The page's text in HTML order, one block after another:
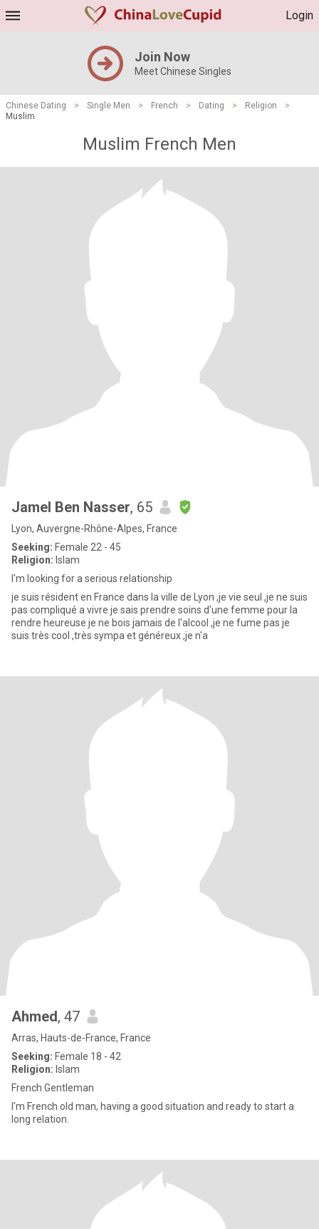
Login
Join Now
Meet Chinese Singles
Chinese Dating > Single Men > French > Dating > Religion
>
Muslim
Muslim French Men
Jamel Ben Nasser, 65
Lyon, Auvergne-Rhône-Alpes, France
Seeking: Female 22 - 45
Religion: Islam
I'm looking for a serious relationship
je suis résident en France dans la ville de Lyon ,je vie seul ,je ne suis
pas compliqué a vivre je sais prendre soins d'une femme pour la
rendre heureuse je ne bois jamais de l'alcool ,je ne fume pas je
suis très cool ,très sympa et généreux ,je n'a
Ahmed, 47
Arras, Hauts-de-France, France
Seeking: Female 18 - 42
Religion: Islam
French Gentleman
I'm French old man, having a good situation and ready to start a
long relation.